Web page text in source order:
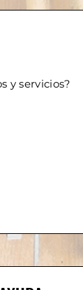
y servicios?